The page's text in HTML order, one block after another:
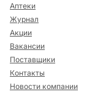
Аптеки
Журнал
Акции
Вакансии
Поставщики
Контакты
Новости компании